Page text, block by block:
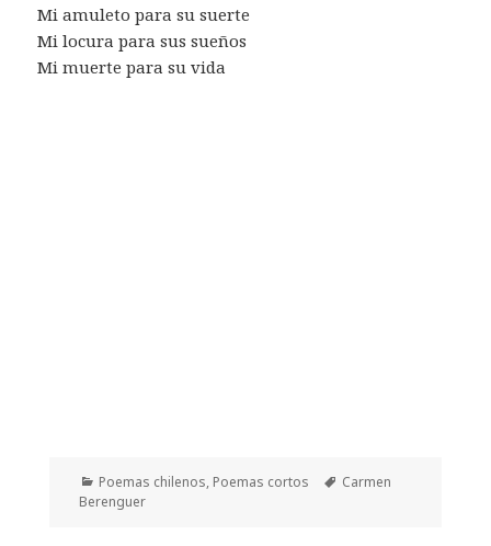
Mi amuleto para su suerte
Mi locura para sus sueños
Mi muerte para su vida
Categorías
Poemas chilenos, Poemas cortos Etiquetas
Carmen
Berenguer